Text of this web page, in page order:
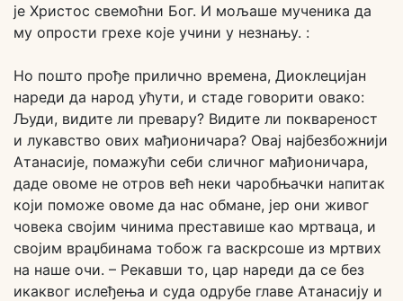
је Христос свемоћни Бог. И мољаше мученика да
му опрости грехе које учини у незнању. :
Но пошто прође прилично времена, Диоклецијан
нареди да народ ућути, и стаде говорити овако:
Људи, видите ли превару? Видите ли поквареност
и лукавство ових мађионичара? Овај најбезбожнији
Атанасије, помажући себи сличног мађионичара,
даде овоме не отров већ неки чаробњачки напитак
који поможе овоме да нас обмане, јер они живог
човека својим чинима преставише као мртваца, и
својим враџбинама тобож га васкрсоше из мртвих
на наше очи. – Рекавши то, цар нареди да се без
икаквог ислеђења и суда одрубе главе Атанасију и